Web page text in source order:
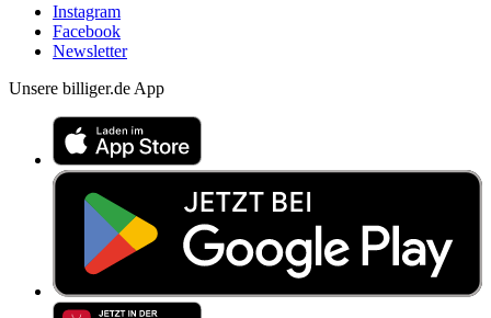
Instagram
Facebook
Newsletter
Unsere billiger.de App